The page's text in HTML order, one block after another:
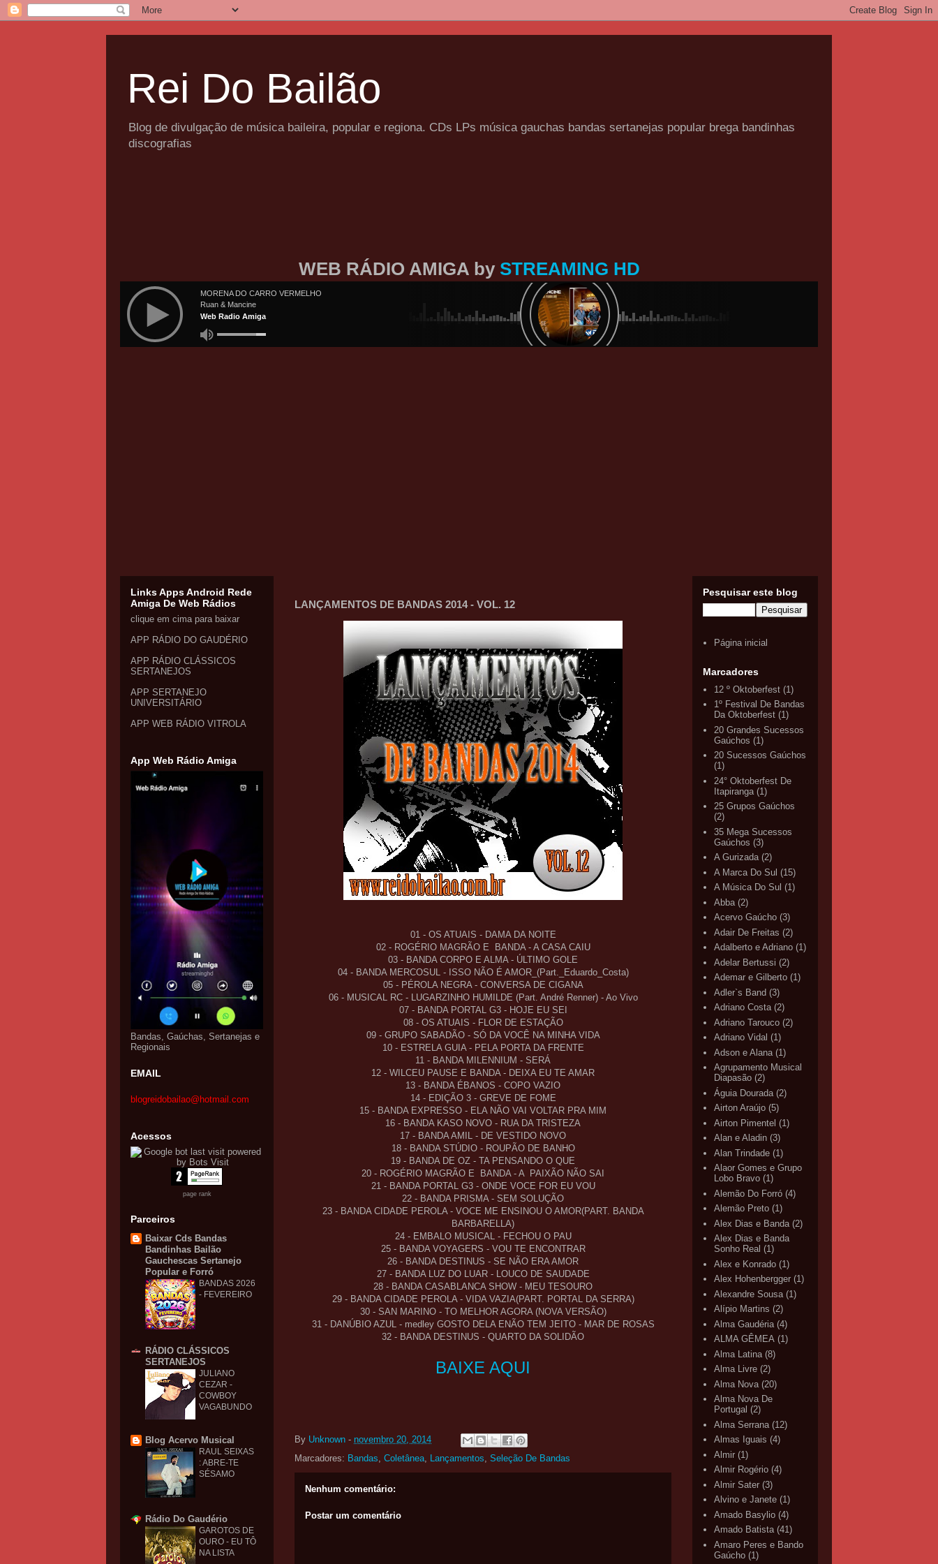
Rei Do Bailão
Blog de divulgação de música baileira, popular e regiona. CDs LPs música gauchas bandas sertanejas popular brega bandinhas
discografias
WEB RÁDIO AMIGA by STREAMING HD
LANÇAMENTOS DE BANDAS 2014 - VOL. 12
01 - OS ATUAIS - DAMA DA NOITE
02 - ROGÉRIO MAGRÃO E BANDA - A CASA CAIU
03 - BANDA CORPO E ALMA - ÚLTIMO GOLE
04 - BANDA MERCOSUL - ISSO NÃO É AMOR_(Part._Eduardo_Costa)
05 - PÉROLA NEGRA - CONVERSA DE CIGANA
06 - MUSICAL RC - LUGARZINHO HUMILDE (Part. André Renner) - Ao Vivo
07 - BANDA PORTAL G3 - HOJE EU SEI
08 - OS ATUAIS - FLOR DE ESTAÇÃO
09 - GRUPO SABADÃO - SÓ DA VOCÊ NA MINHA VIDA
10 - ESTRELA GUIA - PELA PORTA DA FRENTE
11 - BANDA MILENNIUM - SERÁ
12 - WILCEU PAUSE E BANDA - DEIXA EU TE AMAR
13 - BANDA ÉBANOS - COPO VAZIO
14 - EDIÇÃO 3 - GREVE DE FOME
15 - BANDA EXPRESSO - ELA NÃO VAI VOLTAR PRA MIM
16 - BANDA KASO NOVO - RUA DA TRISTEZA
17 - BANDA AMIL - DE VESTIDO NOVO
18 - BANDA STÚDIO - ROUPÃO DE BANHO
19 - BANDA DE OZ - TA PENSANDO O QUE
20 - ROGÉRIO MAGRÃO E BANDA - A PAIXÃO NÃO SAI
21 - BANDA PORTAL G3 - ONDE VOCE FOR EU VOU
22 - BANDA PRISMA - SEM SOLUÇÃO
23 - BANDA CIDADE PEROLA - VOCE ME ENSINOU O AMOR(PART. BANDA
BARBARELLA)
24 - EMBALO MUSICAL - FECHOU O PAU
25 - BANDA VOYAGERS - VOU TE ENCONTRAR
26 - BANDA DESTINUS - SE NÃO ERA AMOR
27 - BANDA LUZ DO LUAR - LOUCO DE SAUDADE
28 - BANDA CASABLANCA SHOW - MEU TESOURO
29 - BANDA CIDADE PEROLA - VIDA VAZIA(PART. PORTAL DA SERRA)
30 - SAN MARINO - TO MELHOR AGORA (NOVA VERSÃO)
31 - DANÚBIO AZUL - medley GOSTO DELA ENÃO TEM JEITO - MAR DE ROSAS
32 - BANDA DESTINUS - QUARTO DA SOLIDÃO
BAIXE AQUI
By Unknown - novembro 20, 2014
Marcadores: Bandas, Coletânea, Lançamentos, Seleção De Bandas
Nenhum comentário:
Postar um comentário
Links Apps Android Rede
Amiga De Web Rádios
clique em cima para baixar
APP RÁDIO DO GAUDÉRIO
APP RÁDIO CLÁSSICOS
SERTANEJOS
APP SERTANEJO
UNIVERSITÁRIO
APP WEB RÁDIO VITROLA
App Web Rádio Amiga
Bandas, Gaúchas, Sertanejas e
Regionais
EMAIL
blogreidobailao@hotmail.com
Acessos
page rank
Parceiros
Baixar Cds Bandas
Bandinhas Bailão
Gauchescas Sertanejo
Popular e Forró
BANDAS 2026
- FEVEREIRO
RÁDIO CLÁSSICOS
SERTANEJOS
JULIANO
CEZAR -
COWBOY
VAGABUNDO
Blog Acervo Musical
RAUL SEIXAS
: ABRE-TE
SÉSAMO
Rádio Do Gaudério
GAROTOS DE
OURO - EU TÔ
NA LISTA
Pesquisar este blog
Página inicial
Marcadores
12 º Oktoberfest (1)
1º Festival De Bandas
Da Oktoberfest (1)
20 Grandes Sucessos
Gaúchos (1)
20 Sucessos Gaúchos
(1)
24° Oktoberfest De
Itapiranga (1)
25 Grupos Gaúchos
(2)
35 Mega Sucessos
Gaúchos (3)
A Gurizada (2)
A Marca Do Sul (15)
A Música Do Sul (1)
Abba (2)
Acervo Gaúcho (3)
Adair De Freitas (2)
Adalberto e Adriano (1)
Adelar Bertussi (2)
Ademar e Gilberto (1)
Adler`s Band (3)
Adriano Costa (2)
Adriano Tarouco (2)
Adriano Vidal (1)
Adson e Alana (1)
Agrupamento Musical
Diapasão (2)
Águia Dourada (2)
Airton Araújo (5)
Airton Pimentel (1)
Alan e Aladin (3)
Alan Trindade (1)
Alaor Gomes e Grupo
Lobo Bravo (1)
Alemão Do Forró (4)
Alemão Preto (1)
Alex Dias e Banda (2)
Alex Dias e Banda
Sonho Real (1)
Alex e Konrado (1)
Alex Hohenbergger (1)
Alexandre Sousa (1)
Alípio Martins (2)
Alma Gaudéria (4)
ALMA GÊMEA (1)
Alma Latina (8)
Alma Livre (2)
Alma Nova (20)
Alma Nova De
Portugal (2)
Alma Serrana (12)
Almas Iguais (4)
Almir (1)
Almir Rogério (4)
Almir Sater (3)
Alvino e Janete (1)
Amado Basylio (4)
Amado Batista (41)
Amaro Peres e Bando
Gaúcho (1)